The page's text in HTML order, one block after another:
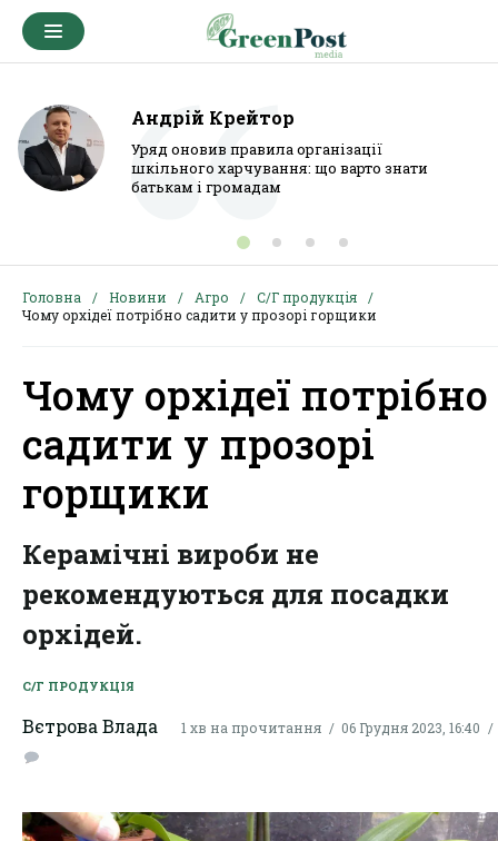
Андрій Крейтор
Уряд оновив правила організації
шкільного харчування: що варто знати
батькам і громадам
Головна Новини Агро
С/Г продукція
Чому орхідеї потрібно садити у прозорі горщики
Чому орхідеї потрібно
садити у прозорі
горщики
Керамічні вироби не
рекомендуються для посадки
орхідей.
С/Г ПРОДУКЦІЯ
Вєтрова Влада 1 хв на прочитання 06 Грудня 2023, 16:40